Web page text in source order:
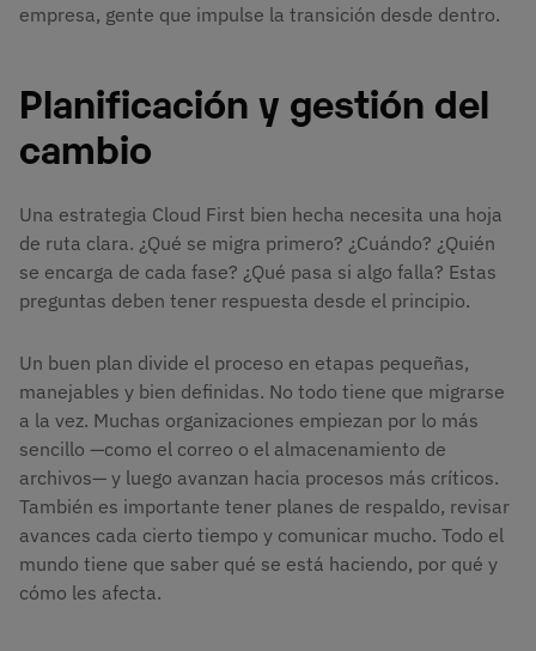
empresa, gente que impulse la transición desde dentro.
Planificación y gestión del
cambio
Una estrategia Cloud First bien hecha necesita una hoja
de ruta clara. ¿Qué se migra primero? ¿Cuándo? ¿Quién
se encarga de cada fase? ¿Qué pasa si algo falla? Estas
preguntas deben tener respuesta desde el principio.
Un buen plan divide el proceso en etapas pequeñas,
manejables y bien definidas. No todo tiene que migrarse
a la vez. Muchas organizaciones empiezan por lo más
sencillo —como el correo o el almacenamiento de
archivos— y luego avanzan hacia procesos más críticos.
También es importante tener planes de respaldo, revisar
avances cada cierto tiempo y comunicar mucho. Todo el
mundo tiene que saber qué se está haciendo, por qué y
cómo les afecta.